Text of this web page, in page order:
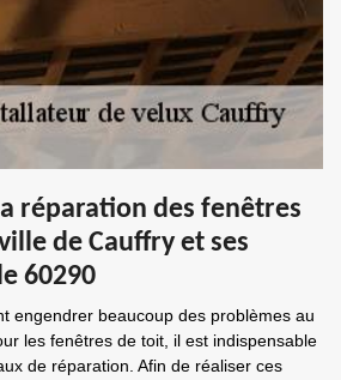
réparation des fenêtres
de Cauffry et ses
60290
engendrer beaucoup des problèmes au
les fenêtres de toit, il est indispensable
de réparation. Afin de réaliser ces